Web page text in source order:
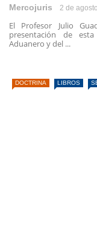
Mercojuris 2 de
El Profesor Julio
presentación de
Aduanero y del ...
DOCTRINA LIBROS